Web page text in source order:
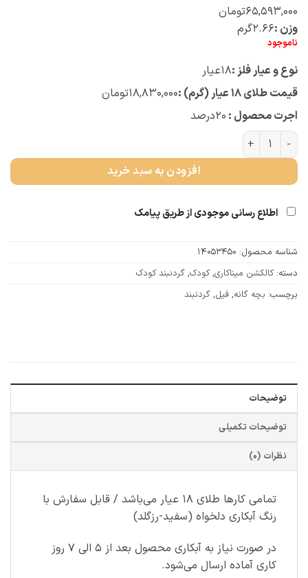
۶۵,۵۹۳,۰۰۰تومان
وزن :۲.۶۶گرم
ناموجود
نوع و عیار فلز :۱۸عیار
قیمت طلای ۱۸ عیار (گرم) :
۱۸,۸۳۰,۰۰۰تومان
اجرت محصول : ۲۰درصد
گردنبند بچه گانه فیل (کد 1066) عدد
افزودن به سبد خرید
اطلاع رسانی موجودی از طریق پیامک
شناسه محصول: 14053450
دسته:کالکشن میناکاری,کودک, گردنبند کودک
برچسب: بچه گانه, فیل, گردنبند
توضیحات
توضیحات تکمیلی
نظرات (0)
تمامی کارها طلای ۱۸ عیار می‌باشد / قابل سفارش با
رنگ آبکاری دلخواه (سفید-رزگلد)
در صورت نیاز به آبکاری محصول بعد از ۵ الی ۷ روز
کاری آماده ارسال می‌شود.